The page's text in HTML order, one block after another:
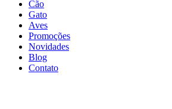
Cão
Gato
Aves
Promoções
Novidades
Blog
Contato